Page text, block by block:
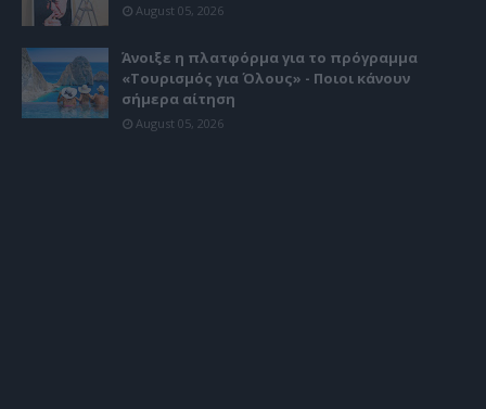
August 05, 2026
Άνοιξε η πλατφόρμα για το πρόγραμμα
«Τουρισμός για Όλους» - Ποιοι κάνουν
σήμερα αίτηση
August 05, 2026